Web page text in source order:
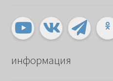
информация